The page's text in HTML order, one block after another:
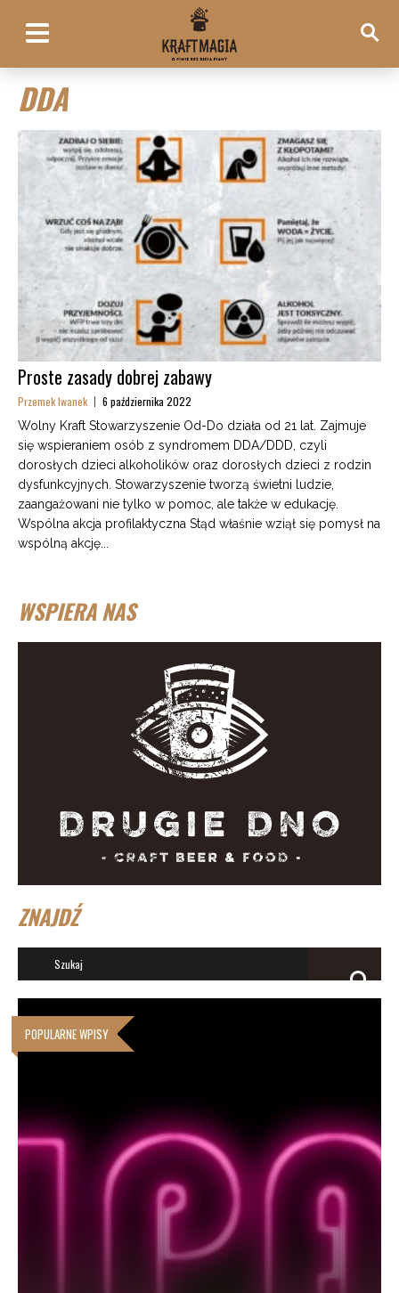
DDA
Proste zasady dobrej zabawy
Przemek Iwanek 6 października 2022
Wolny Kraft Stowarzyszenie Od-Do działa od 21 lat. Zajmuje
się wspieraniem osób z syndromem DDA/DDD, czyli
dorosłych dzieci alkoholików oraz dorosłych dzieci z rodzin
dysfunkcyjnych. Stowarzyszenie tworzą świetni ludzie,
zaangażowani nie tylko w pomoc, ale także w edukację.
Wspólna akcja profilaktyczna Stąd właśnie wziął się pomysł na
wspólną akcję...
WSPIERA NAS
ZNAJDŹ
POPULARNE WPISY